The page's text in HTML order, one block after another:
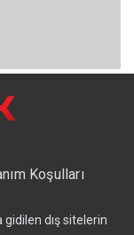
Koşulları
gidilen dış sitelerin